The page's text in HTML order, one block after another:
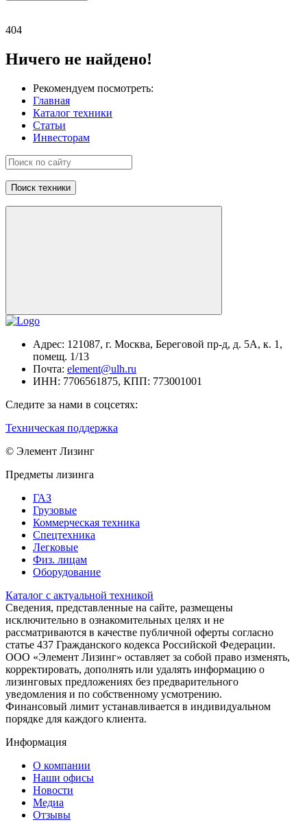
404
Ничего не найдено!
Рекомендуем посмотреть:
Главная
Каталог техники
Статьи
Инвесторам
Поиск техники
Адрес: 121087, г. Москва, Береговой пр-д, д. 5А, к. 1,
помещ. 1/13
Почта: element@ulh.ru
ИНН: 7706561875, КПП: 773001001
Следите за нами в соцсетях:
Техническая поддержка
© Элемент Лизинг
Предметы лизинга
ГАЗ
Грузовые
Коммерческая техника
Спецтехника
Легковые
Физ. лицам
Оборудование
Каталог с актуальной техникой
Сведения, представленные на сайте, размещены
исключительно в ознакомительных целях и не
рассматриваются в качестве публичной оферты согласно
статье 437 Гражданского кодекса Российской Федерации.
ООО «Элемент Лизинг» оставляет за собой право изменять,
корректировать, дополнять или удалять информацию о
лизинговых предложениях без предварительного
уведомления и по собственному усмотрению.
Финансовый лимит устанавливается в индивидуальном
порядке для каждого клиента.
Информация
О компании
Наши офисы
Новости
Медиа
Отзывы